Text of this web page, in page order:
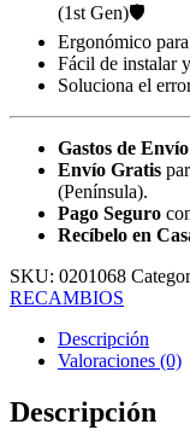
(1st Gen)🛡️
Ergonómico
Fácil de instalar
Soluciona el
Gastos de
Envío Gratis
(Península).
Pago Seguro
Recíbelo en
SKU: 0201068
RECAMBIOS
Descripción
Valoraciones (0)
Descripción